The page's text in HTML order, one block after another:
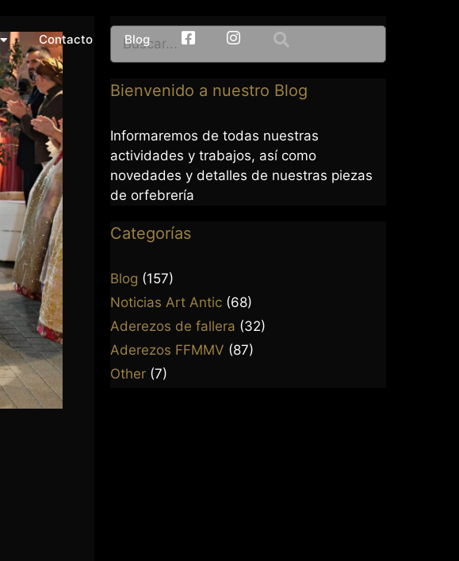
Contacto Blog facebookInstagram
Bienvenido a nuestro Blog
Informaremos de todas nuestras
actividades y trabajos, así como
novedades y detalles de nuestras piezas
de orfebrería
Categorías
Blog (157)
Noticias Art Antic (68)
Aderezos de fallera (32)
Aderezos FFMMV (87)
Other (7)